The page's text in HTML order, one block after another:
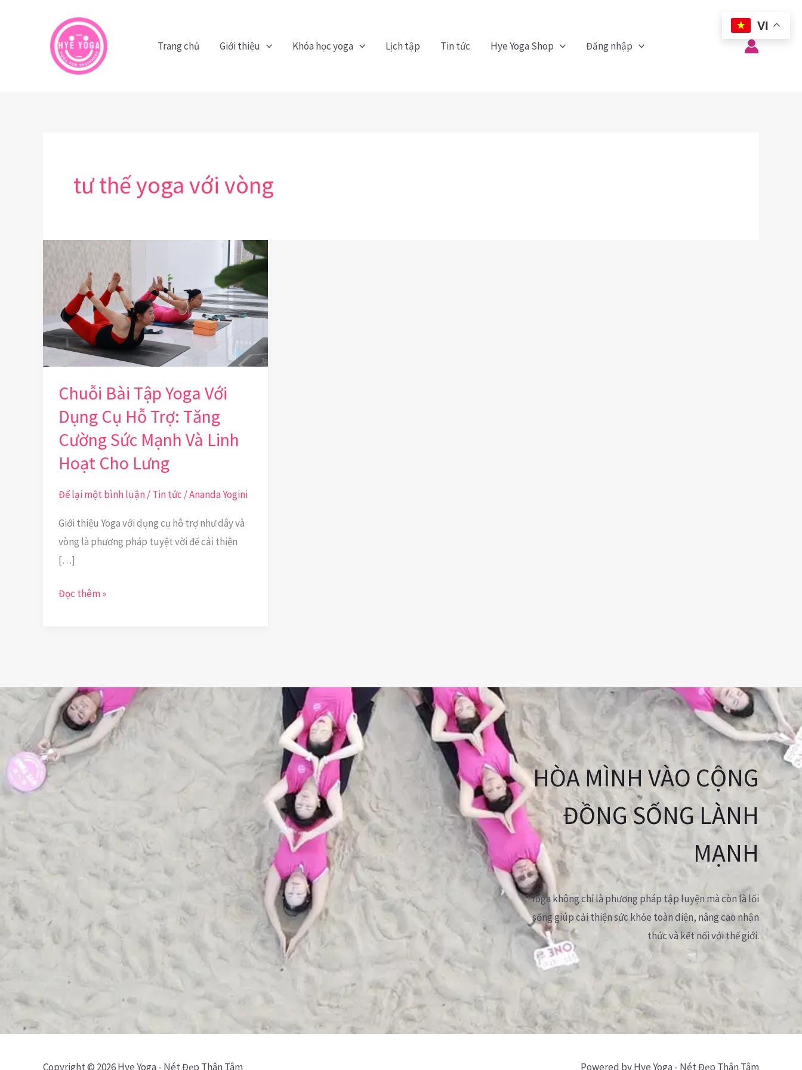
Trang chủ Giới thiệu Khóa học yoga Lịch tập Tin tức Hye Yoga Shop Đăng nhập
tư thế yoga với vòng
Chuỗi Bài Tập Yoga Với
Dụng Cụ Hỗ Trợ: Tăng
Cường Sức Mạnh Và Linh
Hoạt Cho Lưng
Để lại một bình luận /Tin tức /Ananda Yogini
Giới thiệu Yoga với dụng cụ hỗ trợ như dây và
vòng là phương pháp tuyệt vời để cải thiện
[…]
Yoga
Với
Dụng
Trợ:
Tăng
Cường
Mạnh
Và
Hoạt
Cho
Lưng
Đọc thêm »
HÒA MÌNH VÀO CỘNG
ĐỒNG SỐNG LÀNH
MẠNH
Yoga không chỉ là phương pháp tập luyện mà còn là lối
sống giúp cải thiện sức khỏe toàn diện, nâng cao nhận
thức và kết nối với thế giới.
Copyright © 2026 Hye Yoga - Nét Đẹp Thân Tâm Powered by Hye Yoga - Nét Đẹp Thân Tâm
VI